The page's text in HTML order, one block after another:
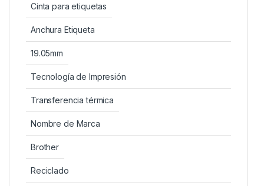
Cinta para etiquetas
Anchura Etiqueta
19.05mm
Tecnología de Impresión
Transferencia térmica
Nombre de Marca
Brother
Reciclado